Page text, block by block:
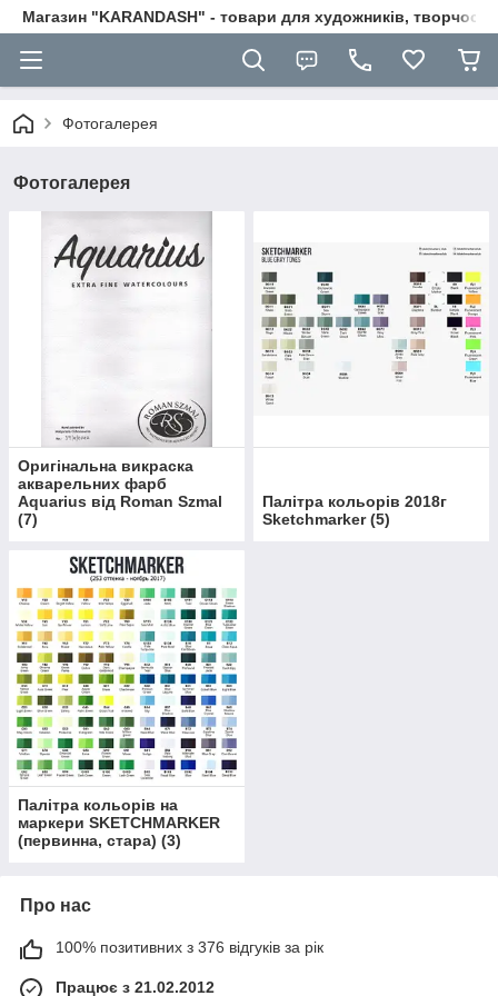
Магазин "KARANDASH" - товари для художників, творчості
Фотогалерея
Фотогалерея
Оригінальна викраска
акварельних фарб
Aquarius від Roman Szmal
(7)
Палітра кольорів 2018г
Sketchmarker(5)
Палітра кольорів на
маркери SKETCHMARKER
(первинна, стара) (3)
Про нас
100% позитивних з 376 відгуків за рік
Працює з 21.02.2012